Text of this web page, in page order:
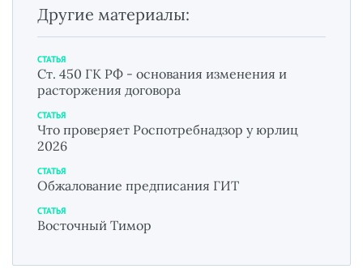
Другие материалы:
СТАТЬЯ
Ст. 450 ГК РФ - основания изменения и
расторжения договора
СТАТЬЯ
Что проверяет Роспотребнадзор у юрлиц
2026
СТАТЬЯ
Обжалование предписания ГИТ
СТАТЬЯ
Восточный Тимор